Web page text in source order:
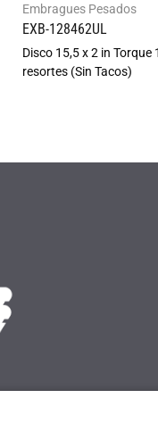
Embragues Pesados
EXB-128462UL
Disco 15,5 x 2 in
resortes (Sin Tacos)